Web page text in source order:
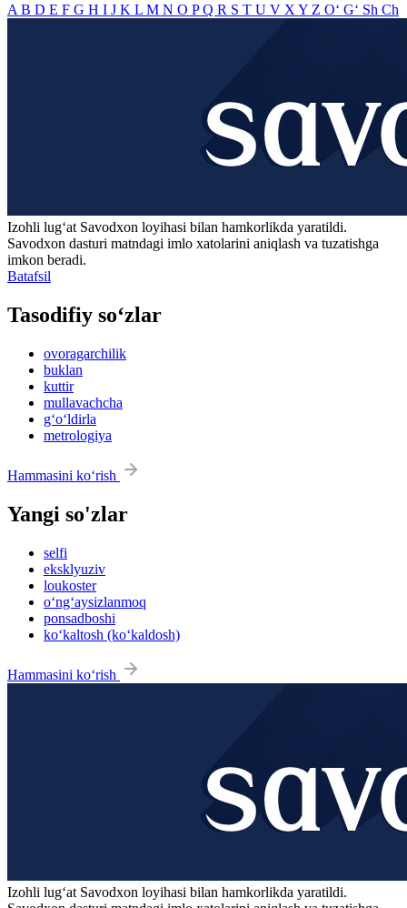
A B D E F G H I J K L M N O PQ R S T U V X Y Z O‘ G‘ Sh Ch
Izohli lugʻat Savodxon loyihasi bilan hamkorlikda yaratildi.
Savodxon dasturi matndagi imlo xatolarini aniqlash va tuzatishga
imkon beradi.
Batafsil
Tasodifiy so‘zlar
ovoragarchilik
buklan
kuttir
mullavachcha
g‘o‘ldirla
metrologiya
Hammasini ko‘rish
Yangi so'zlar
selfi
eksklyuziv
loukoster
o‘ng‘aysizlanmoq
ponsadboshi
ko‘kaltosh (ko‘kaldosh)
Hammasini ko‘rish
Izohli lugʻat Savodxon loyihasi bilan hamkorlikda yaratildi.